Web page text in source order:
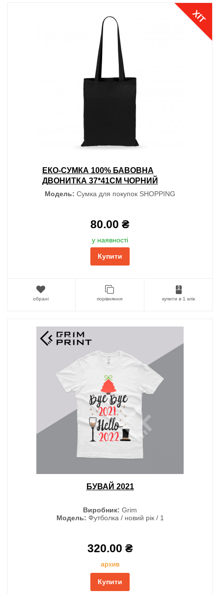
ХІТ
ЕКО-СУМКА 100% БАВОВНА
ДВОНИТКА 37*41СМ ЧОРНИЙ
Модель: Сумка для покупок SHOPPING
80.00 ₴
у наявності
Купити
обрані порівняння купити в 1 клік
БУВАЙ 2021
Виробник: Grim
Модель: Футболка / новий рік / 1
320.00 ₴
архив
Купити